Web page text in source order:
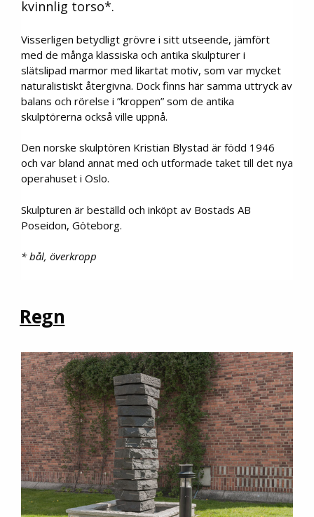
kvinnlig torso*.
Visserligen betydligt grövre i sitt utseende, jämfört
med de många klassiska och antika skulpturer i
slätslipad marmor med likartat motiv, som var mycket
naturalistiskt återgivna. Dock finns här samma uttryck av
balans och rörelse i ”kroppen” som de antika
skulptörerna också ville uppnå.
Den norske skulptören Kristian Blystad är född 1946
och var bland annat med och utformade taket till det nya
operahuset i Oslo.
Skulpturen är beställd och inköpt av Bostads AB
Poseidon, Göteborg.
* bål, överkropp
Regn